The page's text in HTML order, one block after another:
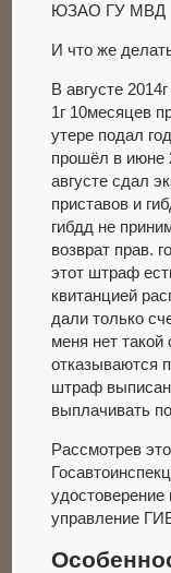
ЮЗАО ГУ МВД
И что же
В августе
1г 10месяцев
утере подал
прошёл в июне
августе сдал
приставов и
гибдд не
возврат прав.
этот штраф
квитанцией
дали только
меня нет
отказываются
штраф
выплачивать
Рассмотрев
управление